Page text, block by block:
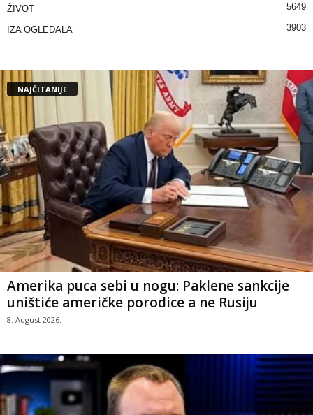
ŽIVOT 5649
IZA OGLEDALA 3903
NAJČITANIJE
Amerika puca sebi u nogu: Paklene sankcije
uništiće američke porodice a ne Rusiju
8. August 2026.